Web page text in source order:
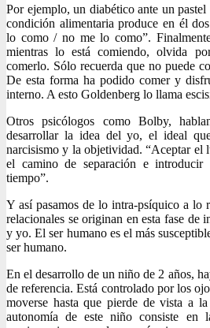
Por ejemplo, un diabético ante un
condición alimentaria produce en él
lo como / no me lo como”.
mientras lo está comiendo, olvida
comerlo. Sólo recuerda que no puede
De esta forma ha podido comer y
interno. A esto Goldenberg lo llama
Otros psicólogos como Bolby,
desarrollar la idea del yo, el ideal
narcisismo y la objetividad. “Aceptar el
el camino de separación e
tiempo”.
Y así pasamos de lo intra-psíquico a lo
relacionales se originan en esta fase de
y yo. El ser humano es el más
ser humano.
En el desarrollo de un niño de 2 años,
de referencia. Está controlado por los
moverse hasta que pierde de vista a
autonomía de este niño consiste en